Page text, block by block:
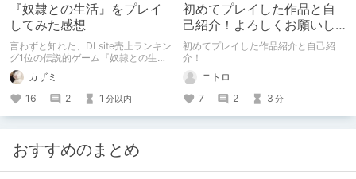
『奴隷との生活』をプレイ
してみた感想
言わずと知れた、DLsite売上ランキン
グ1位の伝説的ゲーム『奴隷との生
活』をプレイした感想です。 なお、
本稿はあくまで個人的感想です。
カザミ
16
2 1 分以内
初めてプレイした作品と自
己紹介！よろしくお願いし
ます！
初めてプレイした作品紹介と自己紹
介！
ニトロ
7
2 3 分
おすすめのまとめ